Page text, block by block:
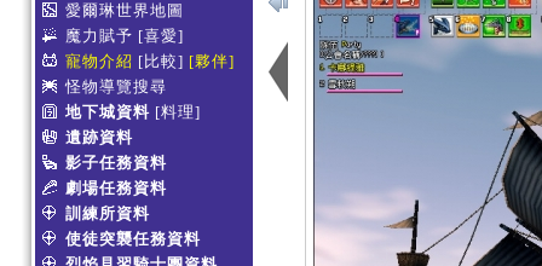
愛爾琳世界地圖
魔力賦予 [喜愛]
寵物介紹 [比較] [夥伴]
怪物導覽搜尋
地下城資料 [料理]
遺跡資料
影子任務資料
劇場任務資料
訓練所資料
使徒突襲任務資料